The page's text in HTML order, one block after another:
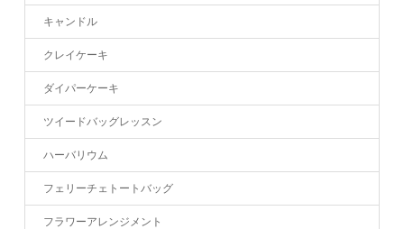
キャンドル
クレイケーキ
ダイパーケーキ
ツイードバッグレッスン
ハーバリウム
フェリーチェトートバッグ
フラワーアレンジメント